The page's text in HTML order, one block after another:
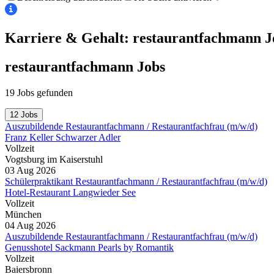
Karriere & Gehalt: restaurantfachmann
restaurantfachmann Jobs
19 Jobs gefunden
12 Jobs
Auszubildende Restaurantfachmann / Restaurantfachfrau (m/w/d)
Franz Keller Schwarzer Adler
Vollzeit
Vogtsburg im Kaiserstuhl
03 Aug 2026
Schülerpraktikant Restaurantfachmann / Restaurantfachfrau (m/w/d)
Hotel-Restaurant Langwieder See
Vollzeit
München
04 Aug 2026
Auszubildende Restaurantfachmann / Restaurantfachfrau (m/w/d)
Genusshotel Sackmann Pearls by Romantik
Vollzeit
Baiersbronn